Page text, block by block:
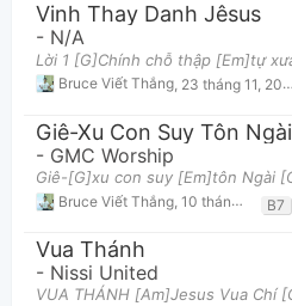
Vinh Thay Danh Jêsus
- N/A
Bruce Viết Thắng 23 tháng 11, 2023 lúc 04:15pm
Giê-Xu Con Suy Tôn Ngài
- GMC Worship
Bruce Viết Thắng 10 tháng 01, 2023 lúc 02:38pm B7
Vua Thánh
- Nissi United